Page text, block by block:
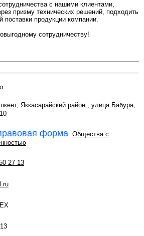
с нашими клиентами,
призму технических решений, подходить
продукции компании.
сотрудничеству!
Яккасарайский район , улица Бабура,
форма: Общества с
27 13